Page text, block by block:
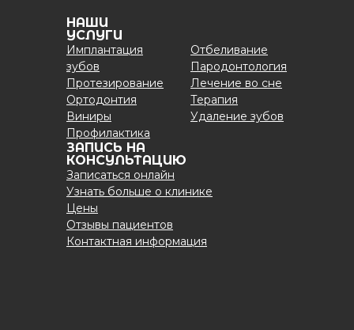
НАШИ
УСЛУГИ
Имплантация
зубов
Протезирование
Ортодонтия
Виниры
Профилактика
Отбеливание
Пародонтология
Лечение во сне
Терапия
Удаление зубов
ЗАПИСЬ НА
КОНСУЛЬТАЦИЮ
Записаться онлайн
Узнать больше о клинике
Цены
Отзывы пациентов
Контактная информация